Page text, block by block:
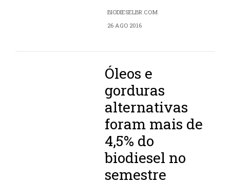
BIODIESELBR.COM
26 AGO 2016
Óleos e
gorduras
alternativas
foram mais de
4,5% do
biodiesel no
semestre